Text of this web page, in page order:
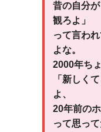
昔の自分
観ろよ」
って言わ
よな。
2000年ち
「新しく
よ、
20年前の
って思って